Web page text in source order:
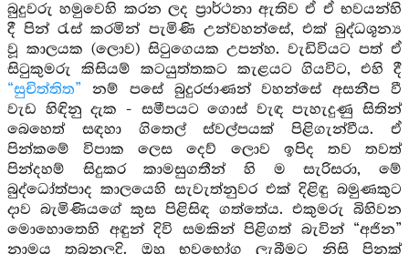
බුදුවරු හමුවෙහි කරන ලද ප්‍රාර්ථනා ඇතිව ඒ ඒ භවයන්හි
දී පින් රැස් කරමින් පැමිණි උන්වහන්සේ, එක් බුද්ධශූන්‍ය
වූ කාලයක (ලොව) සිටුගෙයක උපන්හ. වැඩිවියට පත් ඒ
සිටුකුමරු කිසියම් කටයුත්තකට කැළයට ගියවිට, එහි දී
“සුචිත්තිත” නම් පසේ බුදුරජාණන් වහන්සේ අසනීප වී
වැඩ හිඳිනු දැක - සමීපයට ගොස් වැඳ පැහැදුණු සිතින්
බෙහෙත් සඳහා ගිතෙල් ස්වල්පයක් පිළිගැන්වීය. ඒ
පින්කමේ විපාක ලෙස දෙව් ලොව ඉපිද තව තවත්
පින්දහම් සිදුකර කාමසුගතීන් හි ම සැරිසරා, මේ
බුද්ධෝත්පාද කාලයෙහි සැවැත්නුවර එක් දිළිඳු බමුණකුට
දාව බැමිණියගේ කුස පිළිසිඳ ගත්තේය. එකුමරු බිහිවන
මොහොතෙහි අඳුන් දිවි සමකින් පිළිගත් බැවින් “අජින”
නාමය තබනලදි. ඔහු භවභෝග ලැබීමට නිසි පිනක්